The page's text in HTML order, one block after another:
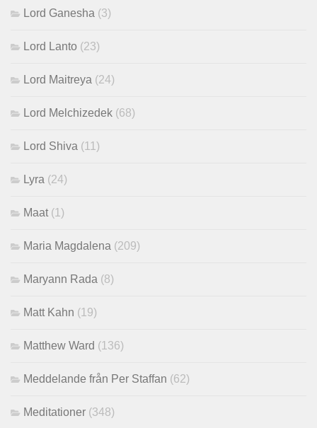
Lord Ganesha (3)
Lord Lanto (23)
Lord Maitreya (24)
Lord Melchizedek (68)
Lord Shiva (11)
Lyra (24)
Maat (1)
Maria Magdalena (209)
Maryann Rada (8)
Matt Kahn (19)
Matthew Ward (136)
Meddelande från Per Staffan (62)
Meditationer (348)